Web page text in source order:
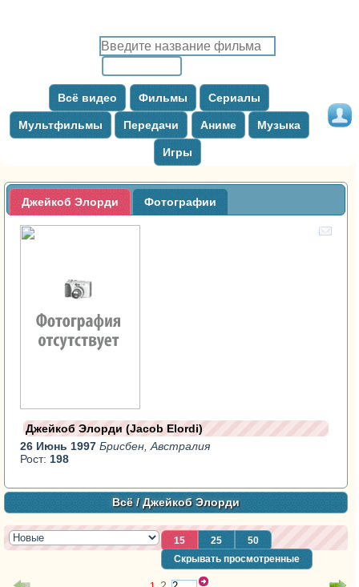
Всё видео Фильмы Сериалы
Мультфильмы Передачи Аниме Музыка
Игры
Джейкоб Элорди Фотографии
Джейкоб Элорди (Jacob Elordi)
26 Июнь 1997Брисбен, Австралия
Рост: 198
Всё/ Джейкоб Элорди
15 25
50
Скрывать просмотренные